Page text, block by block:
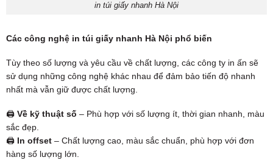
in túi giấy nhanh Hà Nội
Các công nghệ in túi giấy nhanh Hà Nội phổ biến
Tùy theo số lượng và yêu cầu về chất lượng, các công ty in ấn sẽ
sử dụng những công nghệ khác nhau để đảm bảo tiến độ nhanh
nhất mà vẫn giữ được chất lượng.
🖨 Về kỹ thuật số – Phù hợp với số lượng ít, thời gian nhanh, màu
sắc đẹp.
🖨 In offset– Chất lượng cao, màu sắc chuẩn, phù hợp với đơn
hàng số lượng lớn.